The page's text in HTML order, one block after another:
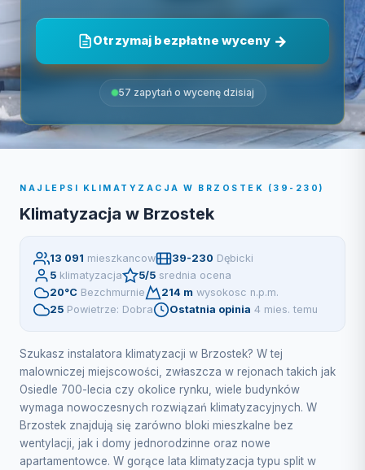
Otrzymaj bezpłatne wyceny
57 zapytań o wycenę dzisiaj
NAJLEPSI KLIMATYZACJA W BRZOSTEK (39-230)
Klimatyzacja w Brzostek
13 091 mieszkancow 39-230 Dębicki
5 klimatyzacja 5/5 srednia ocena
20°C Bezchmurnie 214 m wysokosc n.p.m.
25 Powietrze: Dobra Ostatnia opinia 4 mies. temu
Szukasz instalatora klimatyzacji w Brzostek? W tej
malowniczej miejscowości, zwłaszcza w rejonach takich jak
Osiedle 700-lecia czy okolice rynku, wiele budynków
wymaga nowoczesnych rozwiązań klimatyzacyjnych. W
Brzostek znajdują się zarówno bloki mieszkalne bez
wentylacji, jak i domy jednorodzinne oraz nowe
apartamentowce. W gorące lata klimatyzacja typu split w